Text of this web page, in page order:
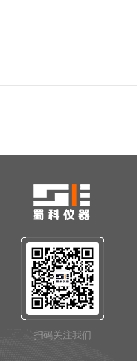
扫码关注我们